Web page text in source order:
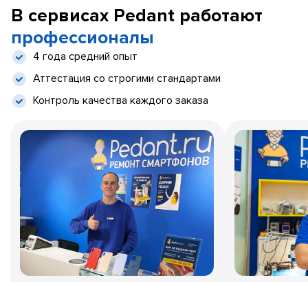
В сервисах Pedant работают
профессионалы
4 года средний опыт
Аттестация со строгими стандартами
Контроль качества каждого заказа